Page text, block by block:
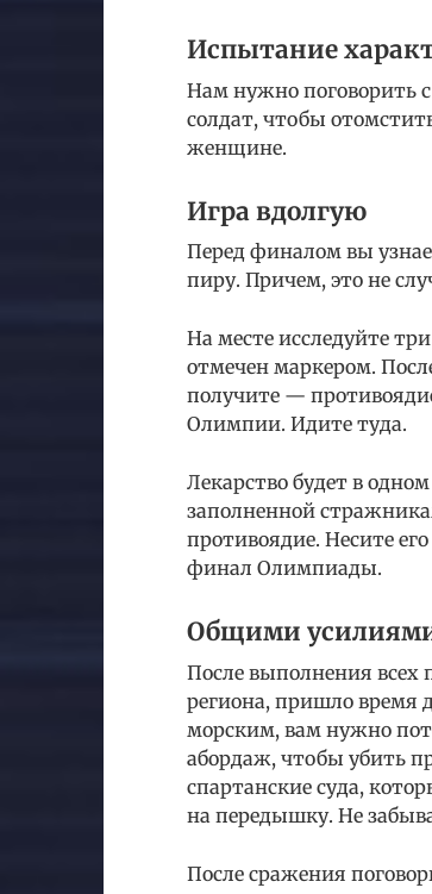
Испытание
Нам нужно поговорить
солдат, чтобы
женщине.
Игра вдолгую
Перед финалом вы
пиру. Причем, это не
На месте исследуйте
отмечен маркером.
получите —
Олимпии. Идите туда.
Лекарство будет в
заполненной
противоядие. Несите
финал Олимпиады.
Общими
После выполнения всех
региона, пришло время
морским, вам нужно
абордаж, чтобы убить
спартанские суда,
на передышку. Не
После сражения